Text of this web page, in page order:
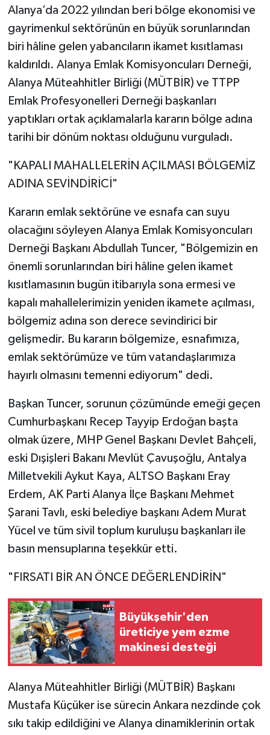
Alanya’da 2022 yılından beri bölge ekonomisi ve
gayrimenkul sektörünün en büyük sorunlarından
biri hâline gelen yabancıların ikamet kısıtlaması
kaldırıldı. Alanya Emlak Komisyoncuları Derneği,
Alanya Müteahhitler Birliği (MÜTBİR) ve TTPP
Emlak Profesyonelleri Derneği başkanları
yaptıkları ortak açıklamalarla kararın bölge adına
tarihi bir dönüm noktası olduğunu vurguladı.
"KAPALI MAHALLELERİN AÇILMASI BÖLGEMİZ
ADINA SEVİNDİRİCİ"
Kararın emlak sektörüne ve esnafa can suyu
olacağını söyleyen Alanya Emlak Komisyoncuları
Derneği Başkanı Abdullah Tuncer, "Bölgemizin en
önemli sorunlarından biri hâline gelen ikamet
kısıtlamasının bugün itibarıyla sona ermesi ve
kapalı mahallelerimizin yeniden ikamete açılması,
bölgemiz adına son derece sevindirici bir
gelişmedir. Bu kararın bölgemize, esnafımıza,
emlak sektörümüze ve tüm vatandaşlarımıza
hayırlı olmasını temenni ediyorum" dedi.
Başkan Tuncer, sorunun çözümünde emeği geçen
Cumhurbaşkanı Recep Tayyip Erdoğan başta
olmak üzere, MHP Genel Başkanı Devlet Bahçeli,
eski Dışişleri Bakanı Mevlüt Çavuşoğlu, Antalya
Milletvekili Aykut Kaya, ALTSO Başkanı Eray
Erdem, AK Parti Alanya İlçe Başkanı Mehmet
Şarani Tavlı, eski belediye başkanı Adem Murat
Yücel ve tüm sivil toplum kuruluşu başkanları ile
basın mensuplarına teşekkür etti.
"FIRSATI BİR AN ÖNCE DEĞERLENDİRİN"
Büyükşehir'den
üreticiye yem ezme
makinesi desteği
Alanya Müteahhitler Birliği (MÜTBİR) Başkanı
Mustafa Küçüker ise sürecin Ankara nezdinde çok
sıkı takip edildiğini ve Alanya dinamiklerinin ortak